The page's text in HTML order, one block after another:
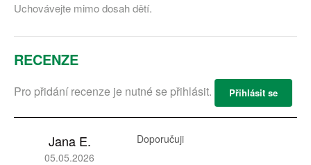
Uchovávejte mimo dosah dětí.
RECENZE
Pro přidání recenze je nutné se přihlásit. Přihlásit se
Jana E.
05.05.2026
Doporučuji